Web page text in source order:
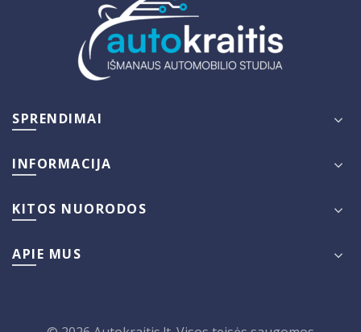
SPRENDIMAI
INFORMACIJA
KITOS NUORODOS
APIE MUS